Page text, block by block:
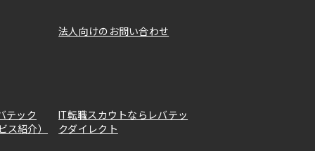
法人向けのお問い合わせ
テック
ス紹介）
IT転職スカウトならレバテッ
クダイレクト